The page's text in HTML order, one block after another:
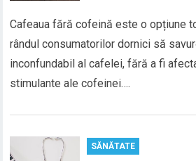
Cafeaua fără cofeină este o opțiune
rândul consumatorilor dornici să
inconfundabil al cafelei, fără a fi
stimulante ale cofeinei….
SĂNĂTATE